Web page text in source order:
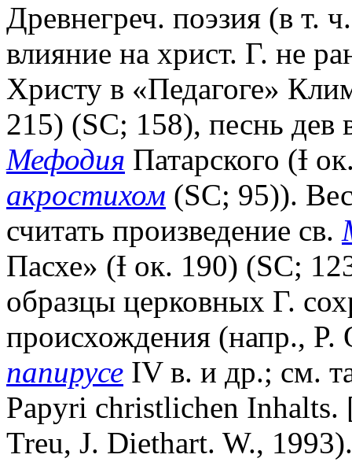
Древнегреч. поэзия (в т.
влияние на христ. Г. не
Христу в «Педагоге»
215) (SC; 158), песнь
Мефодия Патарского (Ɨ
акростихом (SC; 95)).
считать произведение св.
Пасхе» (Ɨ ок. 190) (SC;
образцы церковных Г.
происхождения (напр.,
папирусе IV в. и др.; см.
Papyri christlichen
Treu, J. Diethart. W., 1993).